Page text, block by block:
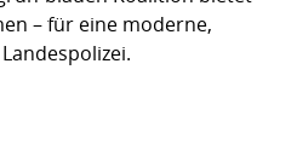
– für eine moderne,